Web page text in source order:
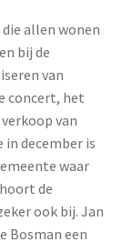
allen wonen
bij de
van
concert, het
van
in december is
waar
de
ook bij. Jan
Bosman een